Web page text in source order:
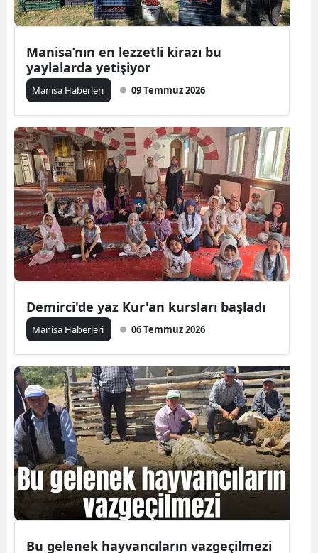
Manisa’nın en lezzetli kirazı bu
yaylalarda yetişiyor
Manisa Haberleri 09 Temmuz 2026
Demirci'de yaz Kur'an kursları başladı
Manisa Haberleri 06 Temmuz 2026
Bu gelenek hayvancıların vazgeçilmezi